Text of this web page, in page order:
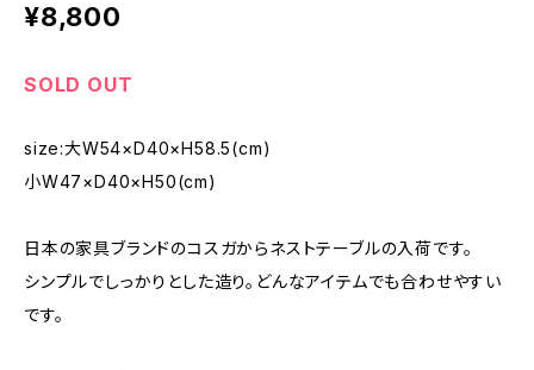
¥8,800
SOLD OUT
size:大W54×D40×H58.5(cm)
小W47×D40×H50(cm)
日本の家具ブランドのコスガからネストテーブルの入荷です。
シンプルでしっかりとした造り。どんなアイテムでも合わせやすい
です。